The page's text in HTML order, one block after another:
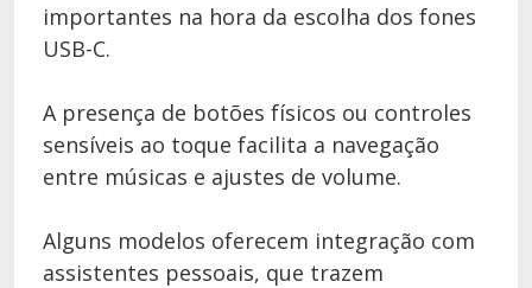
importantes na hora da escolha dos fones
USB-C.
A presença de botões físicos ou controles
sensíveis ao toque facilita a navegação
entre músicas e ajustes de volume.
Alguns modelos oferecem integração com
assistentes pessoais, que trazem